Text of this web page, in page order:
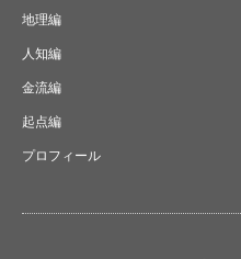
地理編
人知編
金流編
起点編
プロフィール